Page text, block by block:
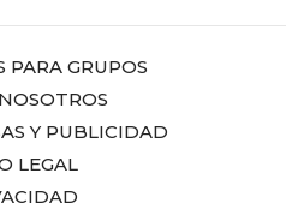
PARA GRUPOS
Y PUBLICIDAD
LEGAL